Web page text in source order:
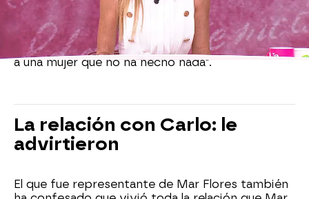
De hecho, es algo de lo que Mar Flores siempre
tiene en cuenta y, por eso, en la entrevista con
Sonsoles Ónega señala que: "
Está muy bien
defender al padre de tu hijo, pero no machando
a una mujer que no ha hecho nada".
La relación con Carlo: le
advirtieron
El que fue representante de Mar Flores también